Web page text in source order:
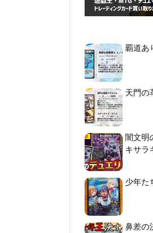
覇道あ
天門の
闇文明
キサラ
少年た
鼻差の